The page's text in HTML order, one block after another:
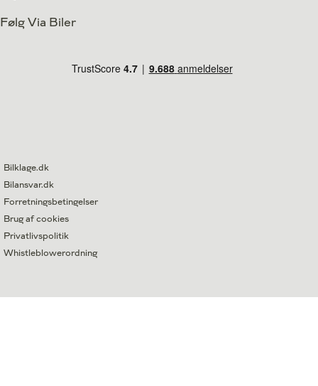
Følg Via Biler
Bilklage.dk
Bilansvar.dk
Forretningsbetingelser
Brug af cookies
Privatlivspolitik
Whistleblowerordning